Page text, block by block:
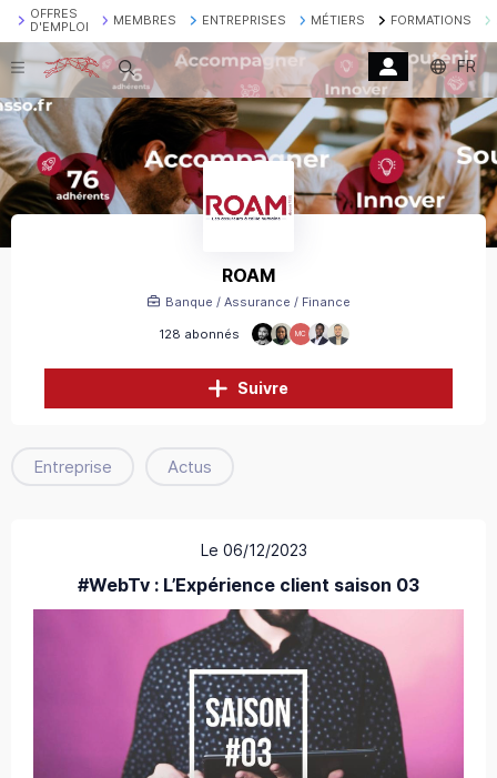
OFFRES
D'EMPLOI
MEMBRES ENTREPRISES MÉTIERS FORMATIONS
Recherche FR
ROAM
128 abonnés MC
Banque / Assurance / Finance
Suivre
Entreprise Actus
Le 06/12/2023
#WebTv : L’Expérience client saison 03